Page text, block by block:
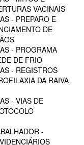
VACINAIS
- PREPARO E
DE
- PROGRAMA
DE FRIO
- REGISTROS
DA RAIVA
- VIAS DE
-